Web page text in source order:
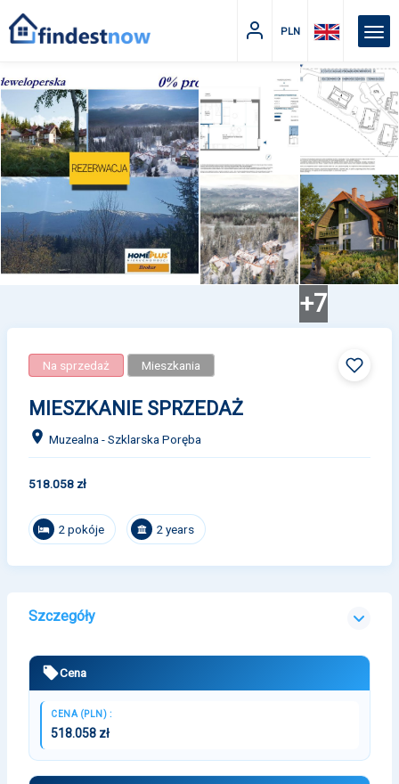
PLN
+7
Na sprzedaż Mieszkania
MIESZKANIE SPRZEDAŻ
Muzealna - Szklarska Poręba
518.058 zł
2 pokóje 2 years
Szczegóły
Cena
CENA (PLN) :
518.058 zł